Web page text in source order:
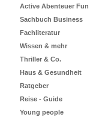
Active Abenteuer Fun
Sachbuch Business
Fachliteratur
Wissen & mehr
Thriller & Co.
Haus & Gesundheit
Ratgeber
Reise - Guide
Young people